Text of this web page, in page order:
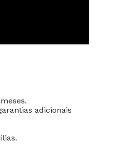
adicionais